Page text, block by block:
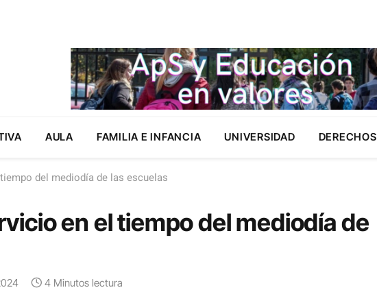
AULA FAMILIA E INFANCIA UNIVERSIDAD DERECHOS
del mediodía de las escuelas
en el tiempo del mediodía de
4 Minutos lectura